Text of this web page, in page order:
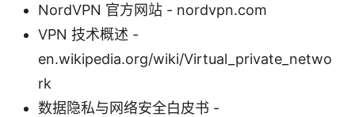
NordVPN 官方网站 - nordvpn.com
VPN 技术概述 -
en.wikipedia.org/wiki/Virtual_private_netwo
rk
数据隐私与网络安全白皮书 -